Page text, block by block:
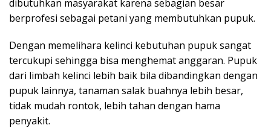
dibutuhkan masyarakat karena sebagian besar
berprofesi sebagai petani yang membutuhkan pupuk.
Dengan memelihara kelinci kebutuhan pupuk sangat
tercukupi sehingga bisa menghemat anggaran. Pupuk
dari limbah kelinci lebih baik bila dibandingkan dengan
pupuk lainnya, tanaman salak buahnya lebih besar,
tidak mudah rontok, lebih tahan dengan hama
penyakit.